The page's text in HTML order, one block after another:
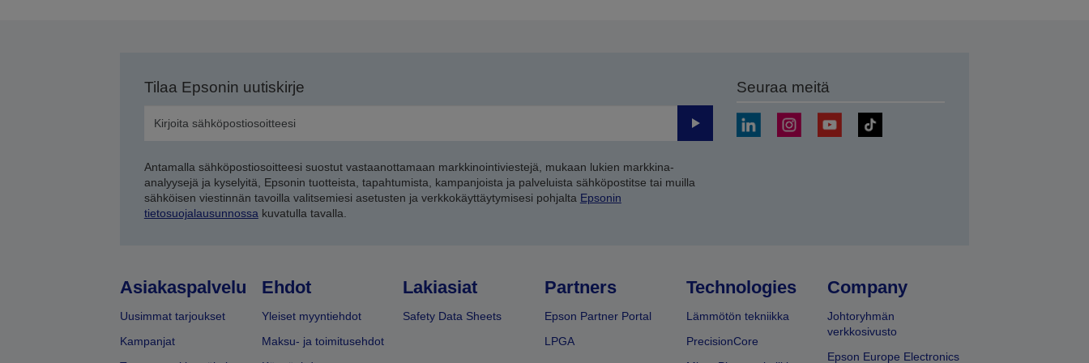
Tilaa Epsonin uutiskirje
Lähetä
Antamalla sähköpostiosoitteesi suostut vastaanottamaan markkinointiviestejä, mukaan lukien markkina-
analyysejä ja kyselyitä, Epsonin tuotteista, tapahtumista, kampanjoista ja palveluista sähköpostitse tai muilla
sähköisen viestinnän tavoilla valitsemiesi asetusten ja verkkokäyttäytymisesi pohjalta Epsonin
tietosuojalausunnossakuvatulla tavalla.
Seuraa meitä
Asiakaspalvelu
Uusimmat tarjoukset
Kampanjat
Ehdot
Yleiset myyntiehdot
Maksu- ja toimitusehdot
Lakiasiat
Safety Data Sheets
Partners
Epson Partner Portal
LPGA
Technologies
Lämmötön tekniikka
PrecisionCore
Company
Johtoryhmän
verkkosivusto
Epson Europe Electronics